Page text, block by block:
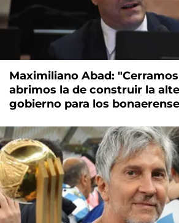
Maximiliano Abad:
abrimos la de construir la
gobierno para los